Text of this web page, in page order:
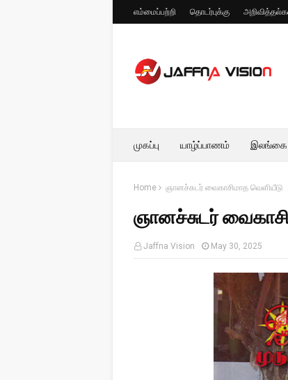
எம்மைப்பற்றி தொடர்புக்கு
முகப்பு யாழ்ப்பாணம் இலங்கை
Home ஞானச்சுடர் வைகாசிமாத வெளியீடு
ஞானச்சுடர்
Jaffna Vision May 30, 2025